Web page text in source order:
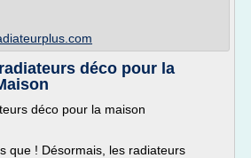
déco pour la
déco pour la maison
que ! Désormais, les radiateurs